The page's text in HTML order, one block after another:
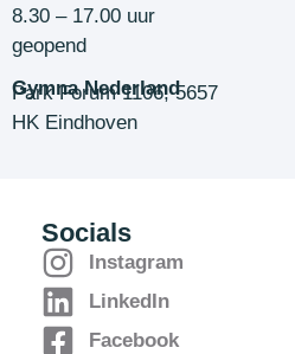
8.30 – 17.00 uur
geopend
Gymna Nederland
Park Forum 1106, 5657
HK Eindhoven
Socials
Instagram
LinkedIn
Facebook